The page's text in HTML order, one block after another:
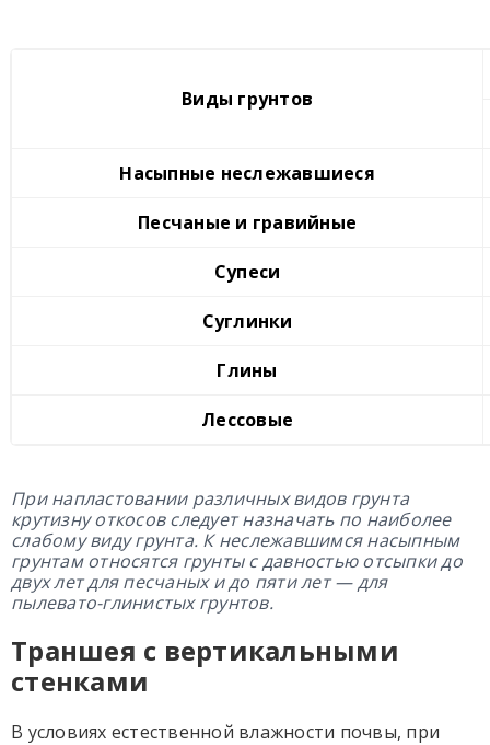
Виды грунтов
Насыпные неслежавшиеся
Песчаные и гравийные
Супеси
Суглинки
Глины
Лессовые
При напластовании различных видов грунта
крутизну откосов следует назначать по наиболее
слабому виду грунта. К неслежавшимся насыпным
грунтам относятся грунты с давностью отсыпки до
двух лет для песчаных и до пяти лет — для
пылевато-глинистых грунтов.
Траншея с вертикальными
стенками
В условиях естественной влажности почвы, при